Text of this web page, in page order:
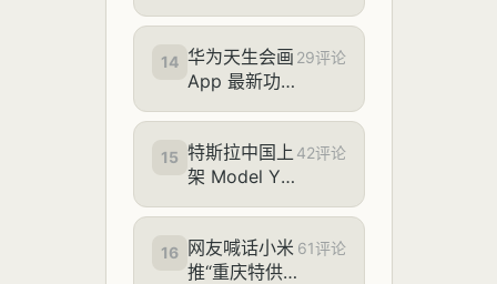
通吃
Bolide 变身
优雅艺术品，
全球仅此一台
14 华为天生会画
App 最新功
MateBook
Fold 折叠电
脑适配流体笔
29评论
15 特斯拉中国上
架 Model Y
42评论
16
网友喊话小米
推“重庆特供
61评论